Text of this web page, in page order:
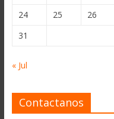
24
25 26
31
« Jul
Contactanos